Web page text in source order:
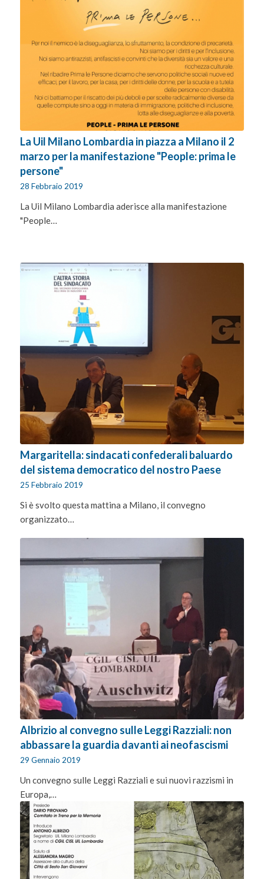
La Uil Milano Lombardia in piazza a Milano il 2
marzo per la manifestazione "People: prima le
persone"
28 Febbraio 2019
La Uil Milano Lombardia aderisce alla manifestazione
"People…
Margaritella: sindacati confederali baluardo
del sistema democratico del nostro Paese
25 Febbraio 2019
Si è svolto questa mattina a Milano, il convegno
organizzato…
Albrizio al convegno sulle Leggi Razziali: non
abbassare la guardia davanti ai neofascismi
29 Gennaio 2019
Un convegno sulle Leggi Razziali e sui nuovi razzismi in
Europa,…